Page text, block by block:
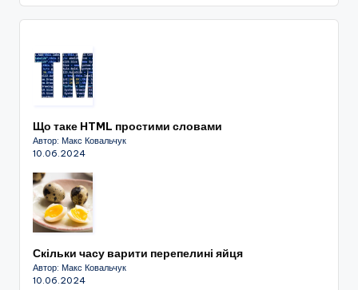
Що таке HTML простими словами
Автор: Макс Ковальчук
10.06.2024
Скільки часу варити перепелині яйця
Автор: Макс Ковальчук
10.06.2024